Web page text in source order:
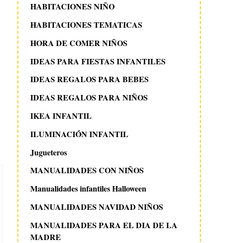
HABITACIONES NIÑO
HABITACIONES TEMATICAS
HORA DE COMER NIÑOS
IDEAS PARA FIESTAS INFANTILES
IDEAS REGALOS PARA BEBES
IDEAS REGALOS PARA NIÑOS
IKEA INFANTIL
ILUMINACIÓN INFANTIL
Jugueteros
MANUALIDADES CON NIÑOS
Manualidades infantiles Halloween
MANUALIDADES NAVIDAD NIÑOS
MANUALIDADES PARA EL DIA DE LA
MADRE